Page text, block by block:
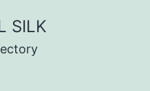
SILK